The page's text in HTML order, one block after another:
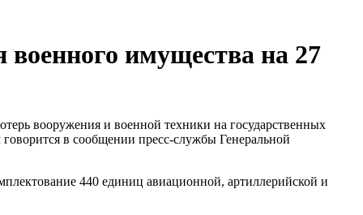
имущества на 27
вооружения и военной техники на государственных
в сообщении пресс-службы Генеральной
440 единиц авиационной, артиллерийской и